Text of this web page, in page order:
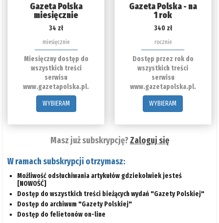
Gazeta Polska
miesięcznie
34 zł
miesięcznie
Miesięczny dostęp do
wszystkich treści
serwisu
www.gazetapolska.pl.
WYBIERAM
Gazeta Polska - na
1 rok
340 zł
rocznie
Dostęp przez rok do
wszystkich treści
serwisu
www.gazetapolska.pl.
WYBIERAM
Masz już subskrypcję?Zaloguj się
W ramach subskrypcji otrzymasz:
Możliwość odsłuchiwania artykułów gdziekolwiek jesteś
[NOWOŚĆ]
Dostęp do wszystkich treści bieżących wydań "Gazety Polskiej"
Dostęp do archiwum "Gazety Polskiej"
Dostęp do felietonów on-line